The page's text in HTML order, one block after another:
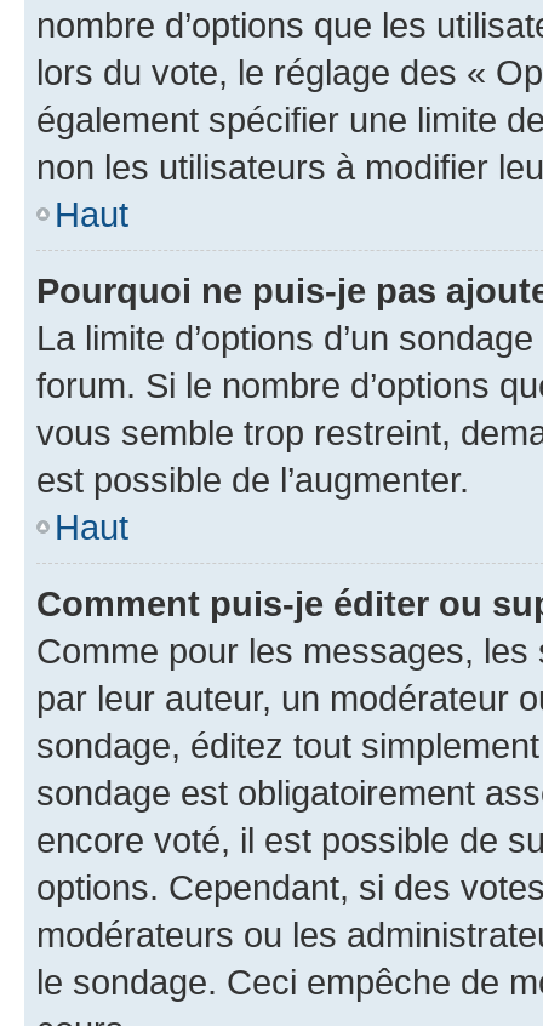
nombre d’options que les
lors du vote, le réglage des «
également spécifier une limite
non les utilisateurs à modifier
Haut
Pourquoi ne puis-je pas
La limite d’options d’un
forum. Si le nombre d’options
vous semble trop restreint,
est possible de l’augmenter.
Haut
Comment puis-je éditer ou
Comme pour les messages,
par leur auteur, un modérateur
sondage, éditez tout
sondage est obligatoirement
encore voté, il est possible de
options. Cependant, si des
modérateurs ou les
le sondage. Ceci empêche de